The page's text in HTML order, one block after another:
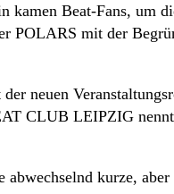
kamen Beat-Fans, um
POLARS mit der
neuen
CLUB LEIPZIG
kurze, aber